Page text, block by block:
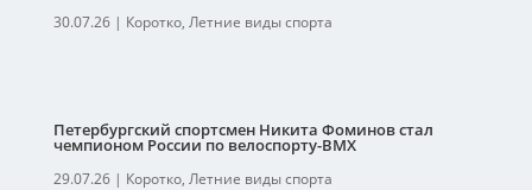
30.07.26| Коротко, Летние виды спорта
Петербургский спортсмен Никита Фоминов стал
чемпионом России по велоспорту-ВМХ
29.07.26| Коротко, Летние виды спорта